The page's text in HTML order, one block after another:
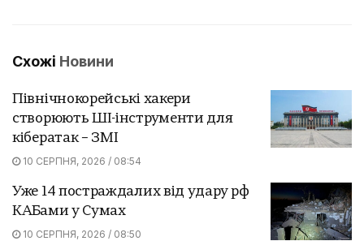
Схожі Новини
Північнокорейські хакери
створюють ШІ-інструменти для
кібератак – ЗМІ
10 СЕРПНЯ, 2026 / 08:54
Уже 14 постраждалих від удару рф
КАБами у Сумах
10 СЕРПНЯ, 2026 / 08:50